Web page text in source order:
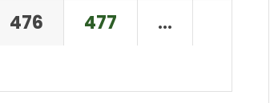
476 477
…